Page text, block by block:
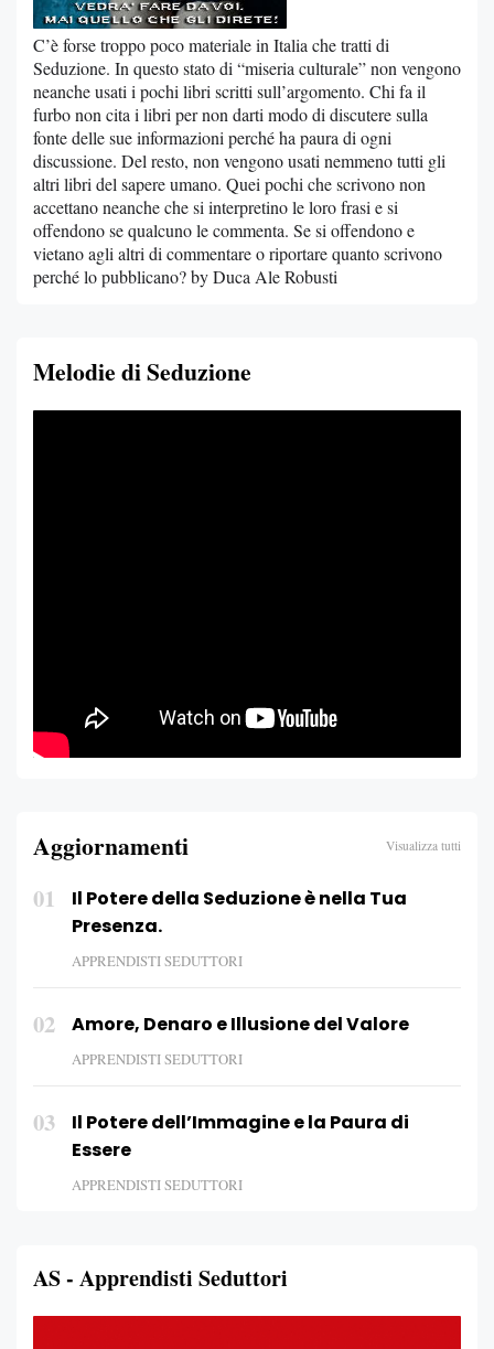
C’è forse troppo poco materiale in Italia che tratti di
Seduzione. In questo stato di “miseria culturale” non vengono
neanche usati i pochi libri scritti sull’argomento. Chi fa il
furbo non cita i libri per non darti modo di discutere sulla
fonte delle sue informazioni perché ha paura di ogni
discussione. Del resto, non vengono usati nemmeno tutti gli
altri libri del sapere umano. Quei pochi che scrivono non
accettano neanche che si interpretino le loro frasi e si
offendono se qualcuno le commenta. Se si offendono e
vietano agli altri di commentare o riportare quanto scrivono
perché lo pubblicano? by Duca Ale Robusti
Melodie di Seduzione
Aggiornamenti Visualizza tutti
01
Il Potere della Seduzione è nella Tua
Presenza.
APPRENDISTI SEDUTTORI
02 Amore, Denaro e Illusione del Valore
APPRENDISTI SEDUTTORI
03
Il Potere dell’Immagine e la Paura di
Essere
APPRENDISTI SEDUTTORI
AS - Apprendisti Seduttori